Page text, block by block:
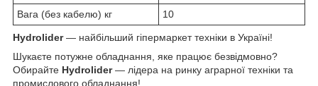
Вага (без кабелю) кг 10
Hydrolider— найбільший гіпермаркет техніки в Україні!
Шукаєте потужне обладнання, яке працює безвідмовно?
Обирайте Hydrolider— лідера на ринку аграрної техніки та
промислового обладнання!